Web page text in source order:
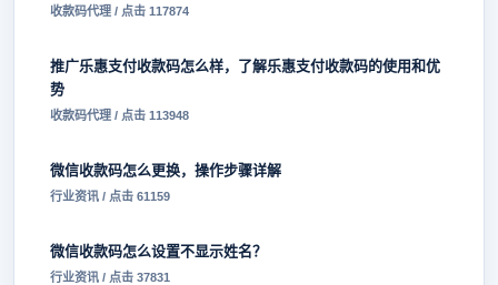
收款码代理 / 点击 117874
推广乐惠支付收款码怎么样，了解乐惠支付收款码的使用和优
势
收款码代理 / 点击 113948
微信收款码怎么更换，操作步骤详解
行业资讯 / 点击 61159
微信收款码怎么设置不显示姓名？
行业资讯 / 点击 37831